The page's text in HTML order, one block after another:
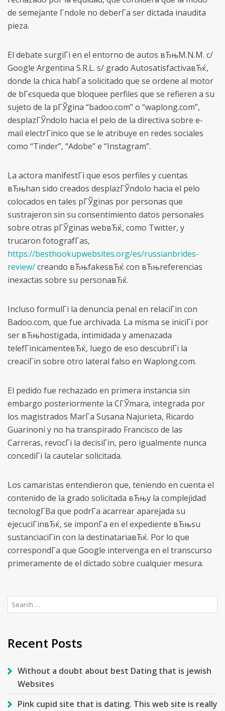
de semejante Г­ndole no deberГ­a ser dictada inaudita
pieza.
El debate surgiГі en el entorno de autos вЂњM.N.M. c/
Google Argentina S.R.L. s/ grado AutosatisfactivaвЂќ,
donde la chica habГ­a solicitado que se ordene al motor
de bГєsqueda que bloquee perfiles que se refieren a su
sujeto de la pГЎgina “badoo.com” o “waplong.com”,
desplazГЎndolo hacia el pelo de la directiva sobre e-
mail electrГіnico que se le atribuye en redes sociales
como “Tinder”, “Adobe” e “Instagram”.
La actora manifestГі que esos perfiles y cuentas
вЂњhan sido creados desplazГЎndolo hacia el pelo
colocados en tales pГЎginas por personas que
sustrajeron sin su consentimiento datos personales
sobre otras pГЎginas webвЂќ, como Twitter, y
trucaron fotografГ­as,
https://besthookupwebsites.org/es/russianbrides-
review/creando вЂњfakesвЂќ con вЂњreferencias
inexactas sobre su personaвЂќ.
Incluso formulГі la denuncia penal en relaciГіn con
Badoo.com, que fue archivada. La misma se iniciГі por
ser вЂњhostigada, intimidada y amenazada
telefГіnicamenteвЂќ, luego de eso descubriГі la
creaciГіn sobre otro lateral falso en Waplong.com.
El pedido fue rechazado en primera instancia sin
embargo posteriormente la CГЎmara, integrada por
los magistrados MarГ­a Susana Najurieta, Ricardo
Guarinoni y no ha transpirado Francisco de las
Carreras, revocГі la decisiГіn, pero igualmente nunca
concediГі la cautelar solicitada.
Los camaristas entendieron que, teniendo en cuenta el
contenido de la grado solicitada вЂњy la complejidad
tecnologГ­В­a que podrГ­a acarrear aparejada su
ejecuciГіnвЂќ, se imponГ­a en el expediente вЂњsu
sustanciaciГіn con la destinatariaвЂќ. Por lo que
correspondГ­a que Google intervenga en el transcurso
primeramente de el dictado sobre cualquier mesura.
Search
for:
Recent Posts
Without a doubt about best Dating that is jewish
Websites
Pink cupid site that is dating. This web site is really